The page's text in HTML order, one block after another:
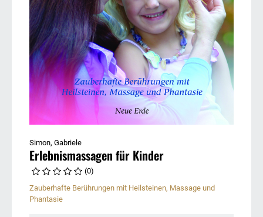
Simon, Gabriele
Erlebnismassagen für Kinder
(0)
Zauberhafte Berührungen mit Heilsteinen, Massage und
Phantasie